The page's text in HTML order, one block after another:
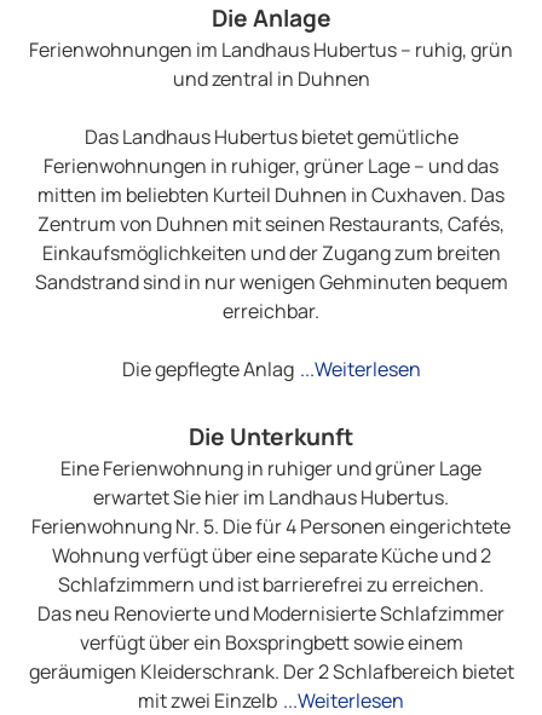
Die Anlage
Ferienwohnungen im Landhaus Hubertus – ruhig, grün
und zentral in Duhnen
Das Landhaus Hubertus bietet gemütliche
Ferienwohnungen in ruhiger, grüner Lage – und das
mitten im beliebten Kurteil Duhnen in Cuxhaven. Das
Zentrum von Duhnen mit seinen Restaurants, Cafés,
Einkaufsmöglichkeiten und der Zugang zum breiten
Sandstrand sind in nur wenigen Gehminuten bequem
erreichbar.
Die gepflegte Anlag ...Weiterlesen
Die Unterkunft
Eine Ferienwohnung in ruhiger und grüner Lage
erwartet Sie hier im Landhaus Hubertus.
Ferienwohnung Nr. 5. Die für 4 Personen eingerichtete
Wohnung verfügt über eine separate Küche und 2
Schlafzimmern und ist barrierefrei zu erreichen.
Das neu Renovierte und Modernisierte Schlafzimmer
verfügt über ein Boxspringbett sowie einem
geräumigen Kleiderschrank. Der 2 Schlafbereich bietet
mit zwei Einzelb ...Weiterlesen